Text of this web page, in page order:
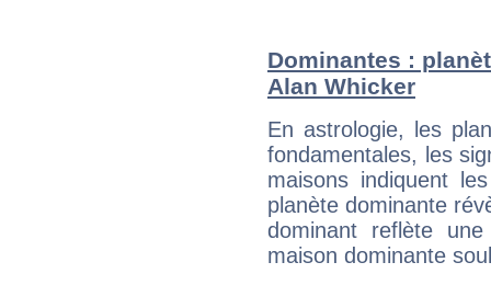
Dominantes :
Alan Whicker
En astrologie, les
fondamentales, les
maisons indiquent
planète dominante
dominant reflète
maison dominante